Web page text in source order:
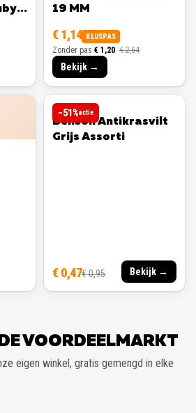
19 MM
€ 1,14 KLUSPAS
Zonder pas € 1,20 € 2,64
Bekijk →
−51%actie
BENSON
Benson Antikrasvilt
Grijs Assorti
€ 0,47€ 0,95 Bekijk →
VOORDEELMARKT
eigen winkel, gratis gemengd in elke